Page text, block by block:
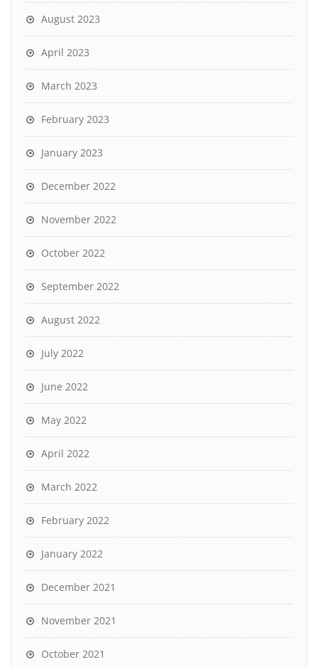
August 2023
April 2023
March 2023
February 2023
January 2023
December 2022
November 2022
October 2022
September 2022
August 2022
July 2022
June 2022
May 2022
April 2022
March 2022
February 2022
January 2022
December 2021
November 2021
October 2021